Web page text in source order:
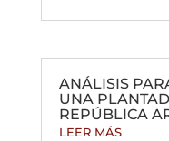
ANÁLISIS
UNA
REPÚBLICA
LEER MÁS